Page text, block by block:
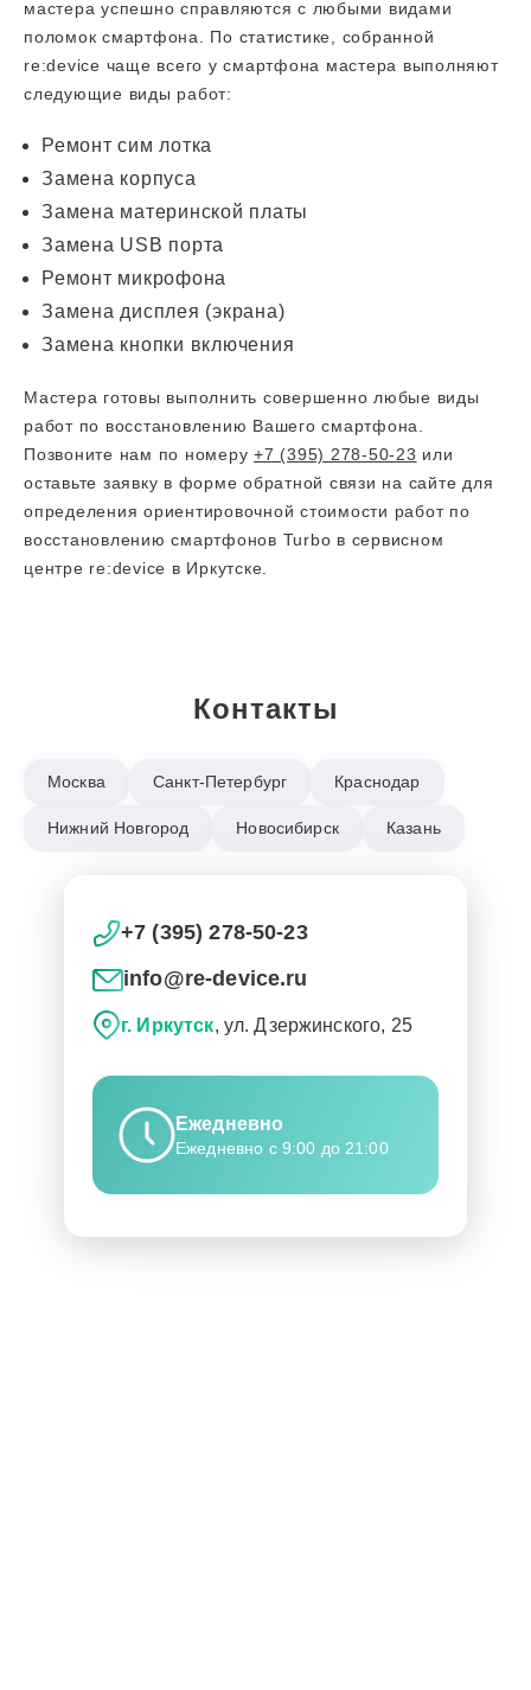
мастера успешно справляются с любыми видами
поломок смартфона. По статистике, собранной
re:device чаще всего у смартфона мастера выполняют
следующие виды работ:
Ремонт сим лотка
Замена корпуса
Замена материнской платы
Замена USB порта
Ремонт микрофона
Замена дисплея (экрана)
Замена кнопки включения
Мастера готовы выполнить совершенно любые виды
работ по восстановлению Вашего смартфона.
Позвоните нам по номеру +7 (395) 278-50-23 или
оставьте заявку в форме обратной связи на сайте для
определения ориентировочной стоимости работ по
восстановлению смартфонов Turbo в сервисном
центре re:device в Иркутске.
Контакты
Москва Санкт-Петербург Краснодар
Нижний Новгород Новосибирск Казань
+7 (395) 278-50-23
info@re-device.ru
г. Иркутск, ул. Дзержинского, 25
Ежедневно
Ежедневно с 9:00 до 21:00